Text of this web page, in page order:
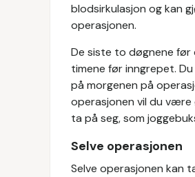
blodsirkulasjon og kan
operasjonen.
De siste to døgnene før
timene før inngrepet.
på morgenen på
operasjonen vil du
ta på seg, som
Selve operasjonen
Selve operasjonen kan